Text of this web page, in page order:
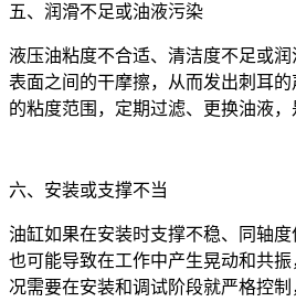
五、润滑不足或油液污染
液压油粘度不合适、清洁度不足或
表面之间的干摩擦，从而发出刺耳
的粘度范围，定期过滤、更换油液，
六、安装或支撑不当
油缸如果在安装时支撑不稳、同轴度
也可能导致在工作中产生晃动和共
况需要在安装和调试阶段就严格控